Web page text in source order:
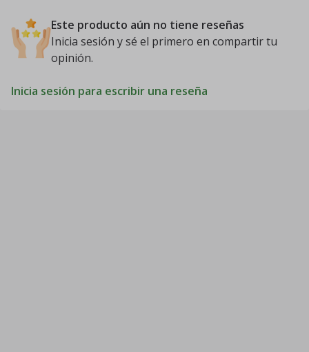
Este producto aún no tiene reseñas
Inicia sesión y sé el primero en compartir tu
opinión.
Inicia sesión para escribir una reseña